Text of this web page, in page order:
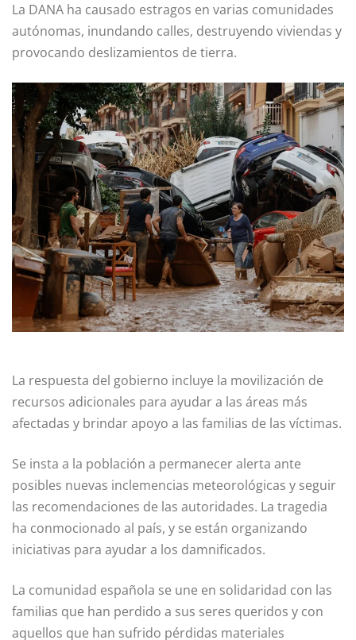
La DANA ha causado estragos en varias comunidades
autónomas, inundando calles, destruyendo viviendas y
provocando deslizamientos de tierra.
La respuesta del gobierno incluye la movilización de
recursos adicionales para ayudar a las áreas más
afectadas y brindar apoyo a las familias de las víctimas.
Se insta a la población a permanecer alerta ante
posibles nuevas inclemencias meteorológicas y seguir
las recomendaciones de las autoridades. La tragedia
ha conmocionado al país, y se están organizando
iniciativas para ayudar a los damnificados.
La comunidad española se une en solidaridad con las
familias que han perdido a sus seres queridos y con
aquellos que han sufrido pérdidas materiales